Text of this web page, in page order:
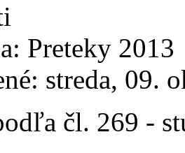
Preteky 2013
streda, 09.
čl. 269 -